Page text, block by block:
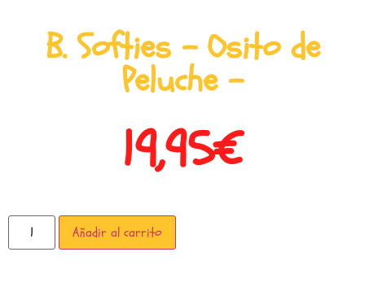
B. Softies – Osito de
Peluche –
19,95€
Añadir al carrito